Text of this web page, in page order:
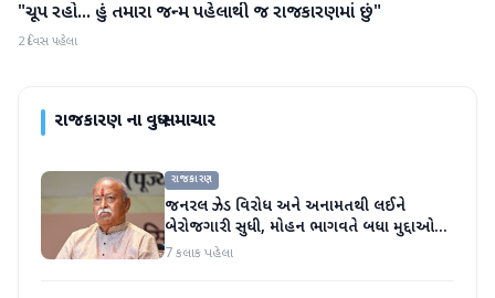
રાજકારણ
"ચૂપ રહો... હું તમારા જન્મ પહેલાથી જ રાજકારણમાં છું"
2 દિવસ પહેલા
રાજકારણના વધુ સમાચાર
રાજકારણ
જનરલ ઝેડ વિરોધ અને અનામતથી લઈને
બેરોજગારી સુધી, મોહન ભાગવતે બધા મુદ્દાઓ
પર વાત કરી
7 કલાક પહેલા